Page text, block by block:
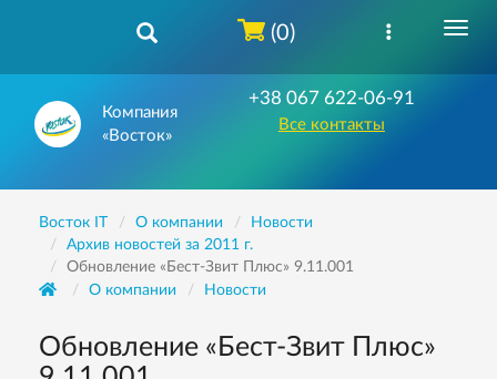
Компания
«Восток»
+38 067 622-06-91
Все контакты
(0)
Восток IT О компании
Новости
Архив новостей за 2011 г.
Обновление «Бест-Звит Плюс» 9.11.001
О компании
Новости
Обновление «Бест-Звит Плюс»